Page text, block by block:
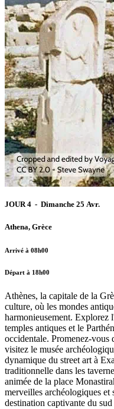
JOUR 4 - Dimanche 25 Avr.
Athena, Grèce
Arrivé à 08h00
Départ à 18h00
Athènes, la capitale de la
culture, où les mondes
harmonieusement. Explorez
temples antiques et le
occidentale. Promenez-vous
visitez le musée
dynamique du street art à
traditionnelle dans les
animée de la place
merveilles archéologiques
destination captivante du